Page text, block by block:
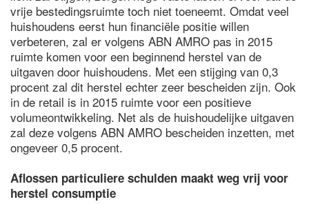
vrije bestedingsruimte toch niet toeneemt. Omdat veel
huishoudens eerst hun financiële positie willen
verbeteren, zal er volgens ABN AMRO pas in 2015
ruimte komen voor een beginnend herstel van de
uitgaven door huishoudens. Met een stijging van 0,3
procent zal dit herstel echter zeer bescheiden zijn. Ook
in de retail is in 2015 ruimte voor een positieve
volumeontwikkeling. Net als de huishoudelijke uitgaven
zal deze volgens ABN AMRO bescheiden inzetten, met
ongeveer 0,5 procent.
Aflossen particuliere schulden maakt weg vrij voor
herstel consumptie